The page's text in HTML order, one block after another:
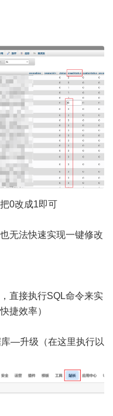
0改成1即可
无法快速实现一键修改
直接执行SQL命令来实
捷效率）
—升级（在这里执行以